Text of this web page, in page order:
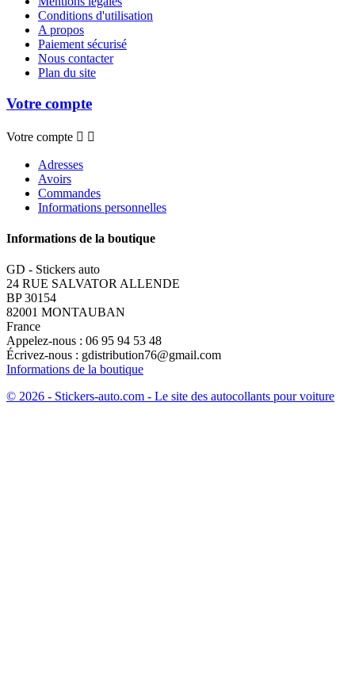
Conditions d'utilisation
A propos
Paiement sécurisé
Nous contacter
Plan du site
Votre compte
Votre compte  
Adresses
Avoirs
Commandes
Informations personnelles
Informations de la boutique
GD - Stickers auto
24 RUE SALVATOR ALLENDE
BP 30154
82001 MONTAUBAN
France
Appelez-nous : 06 95 94 53 48
Écrivez-nous : gdistribution76@gmail.com
Informations de la boutique
© 2026 - Stickers-auto.com - Le site des autocollants pour voiture